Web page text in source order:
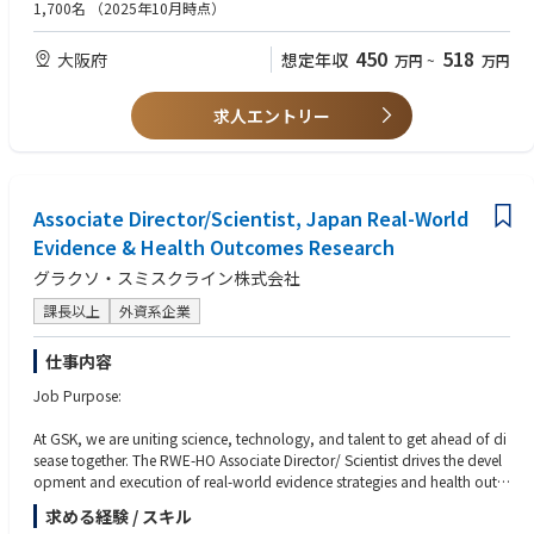
・顧客：開業医、調剤薬局（顧客の属性：医者・薬剤師）※40〜50社を担
・価格帯：平均200〜300万円
出社→事務作業（先生への資料用意）→営業特約店から情報収集→調剤薬
局・クリニックへの訪問（先生のお昼休み・診察が終わったあと）
特化したソリューションを提供する営業のため、感謝されることが多く、
覚えることはたくさんありますが、やりがいも大きい仕事です。
■教育・研修体制：
・研修（1週間程度／業界研究・製品研究）を実施します。また、2〜3カ
月程度、先輩営業マンに同席して業務を学びます。予算設定は、2〜1カ月
過ぎたころに行います。
・新入社員研修、階層別研修、職種別研修など豊富なプログラムを揃え、
社員それぞれのキャリア・スキルに合わせた成長・スキルアップを、会社
として全面的にバックアップしています。
・自分の役割だけでなく、チームメンバーの意見や状況を理解し、協力し
合いながら目標を達成した経験。
・困難や不条理に直面した際、他責思考ではなく、前向きに解決策を考
え、実行した経験。
・成長や目標達成への意欲が高く、行動量の確保や、質向上のための上司
1,700名 （2025年10月時点）
大阪府 想定年収 450 万円 ~ 518 万円
求人エントリー
Associate Director/Scientist, Japan Real-World
Evidence & Health Outcomes Research
グラクソ・スミスクライン株式会社
課長以上 外資系企業
仕事内容
Job Purpose:
At GSK, we are uniting science, technology, and talent to get ahead of di
sease together. The RWE-HO Associate Director/ Scientist drives the devel
opment and execution of real-world evidence strategies and health outc
omes research to demonstrate the value of GSK's medicines and vaccines
in alignment with access, reimbursement, and lifecycle management goa
求める経験 / スキル